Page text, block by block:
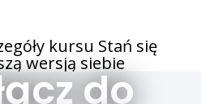
kursu Stań się
wersją siebie
do